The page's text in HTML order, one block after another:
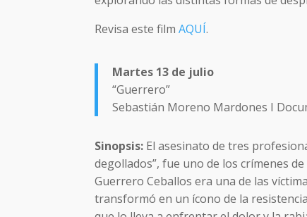
Revisa este filmAQUÍ.
Martes 13 de julio
“Guerrero”
Sebastián Moreno Mardones I
Sinopsis: El asesinato de tres
degollados”, fue uno de los crímenes
Guerrero Ceballos era una de las
transformó en un ícono de la